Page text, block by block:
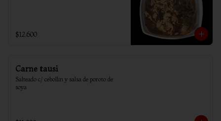
$12.600
Carne tausi
Salteado c/ cebollin y salsa de poroto de
soya